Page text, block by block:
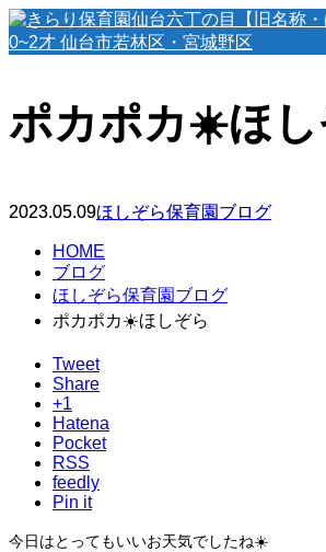
ポカポカ☀️ほし
2023.05.09ほしぞら保育園ブログ
HOME
ブログ
ほしぞら保育園ブログ
ポカポカ☀️ほしぞら
Tweet
Share
+1
Hatena
Pocket
RSS
feedly
Pin it
今日はとってもいいお天気でしたね☀️